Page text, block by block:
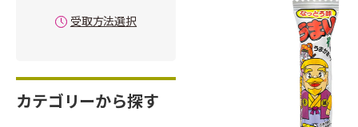
受取方法選択
カテゴリーから探す